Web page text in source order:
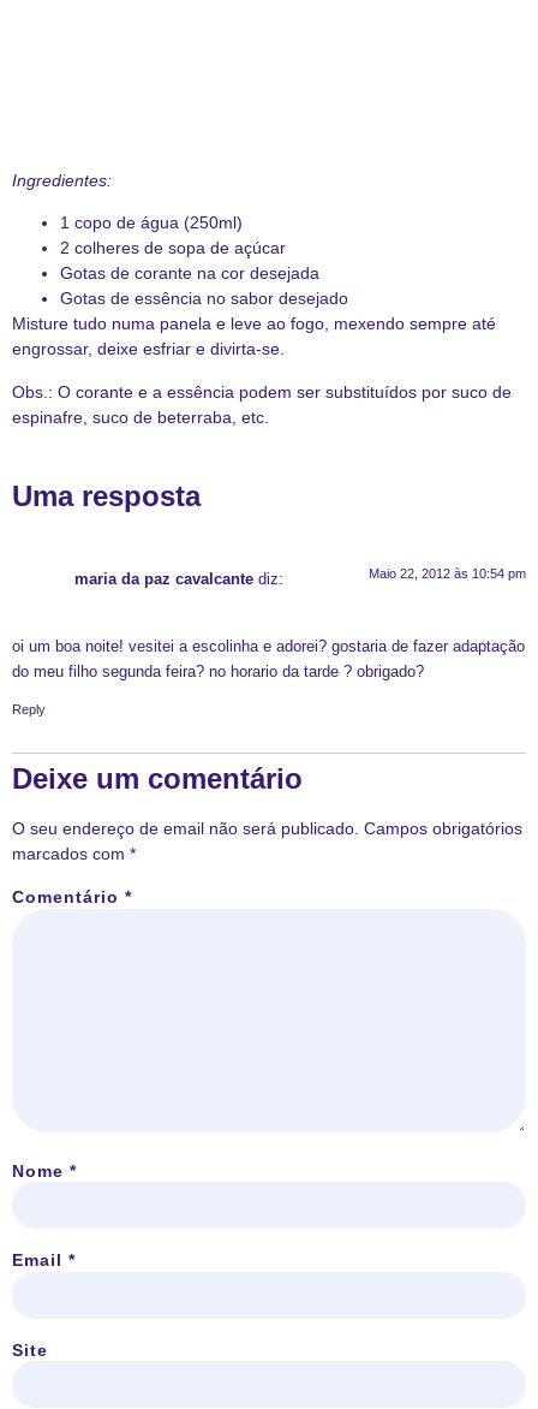
Ingredientes:
1 copo de água (250ml)
2 colheres de sopa de açúcar
Gotas de corante na cor desejada
Gotas de essência no sabor desejado
Misture tudo numa panela e leve ao fogo, mexendo sempre até
engrossar, deixe esfriar e divirta-se.
Obs.: O corante e a essência podem ser substituídos por suco de
espinafre, suco de beterraba, etc.
Uma resposta
maria da paz cavalcante diz: Maio 22, 2012 às 10:54 pm
oi um boa noite! vesitei a escolinha e adorei? gostaria de fazer adaptação
do meu filho segunda feira? no horario da tarde ? obrigado?
Reply
Deixe um comentário
O seu endereço de email não será publicado. Campos obrigatórios
marcados com *
Comentário *
Nome *
Email *
Site